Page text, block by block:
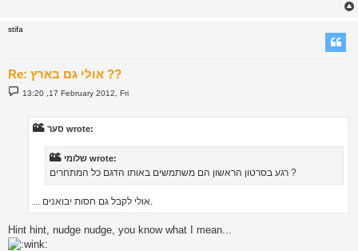
stifa
Re: אולי גם בארץ ??
P
o
13:20 ,17 February 2012, Fri
סער wrote:
שלומי wrote:
רגע בסרטון הראשון הם משתמשים באותו הדגם כל המתחרים ?
... אולי לקבל גם חסות יבואנים.
Hint hint, nudge nudge, you know what I mean...